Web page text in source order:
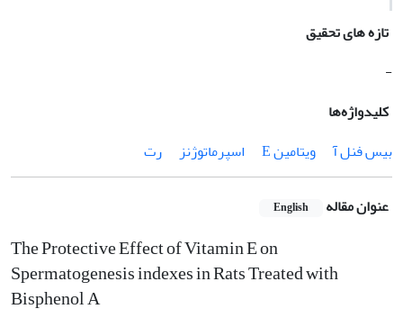
تازه های تحقیق
-
کلیدواژه‌ها
بیس فنل آ
ویتامین E اسپرماتوژنز رت
عنوان مقاله English
The Protective Effect of Vitamin E on
Spermatogenesis indexes in Rats Treated with
Bisphenol A